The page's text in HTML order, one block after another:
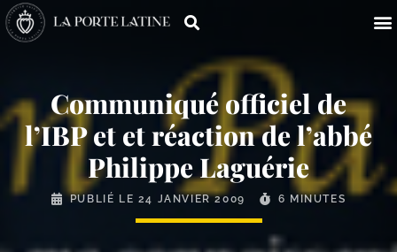
Communiqué officiel de
l’IBP et et réaction de l’abbé
Philippe Laguérie
PUBLIÉ LE 24 JANVIER 2009 6 MINUTES